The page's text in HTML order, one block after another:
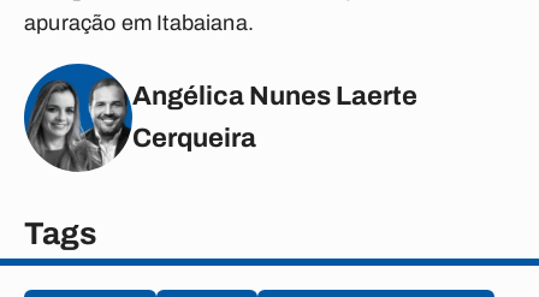
apuração em Itabaiana.
Angélica Nunes Laerte
Cerqueira
Tags